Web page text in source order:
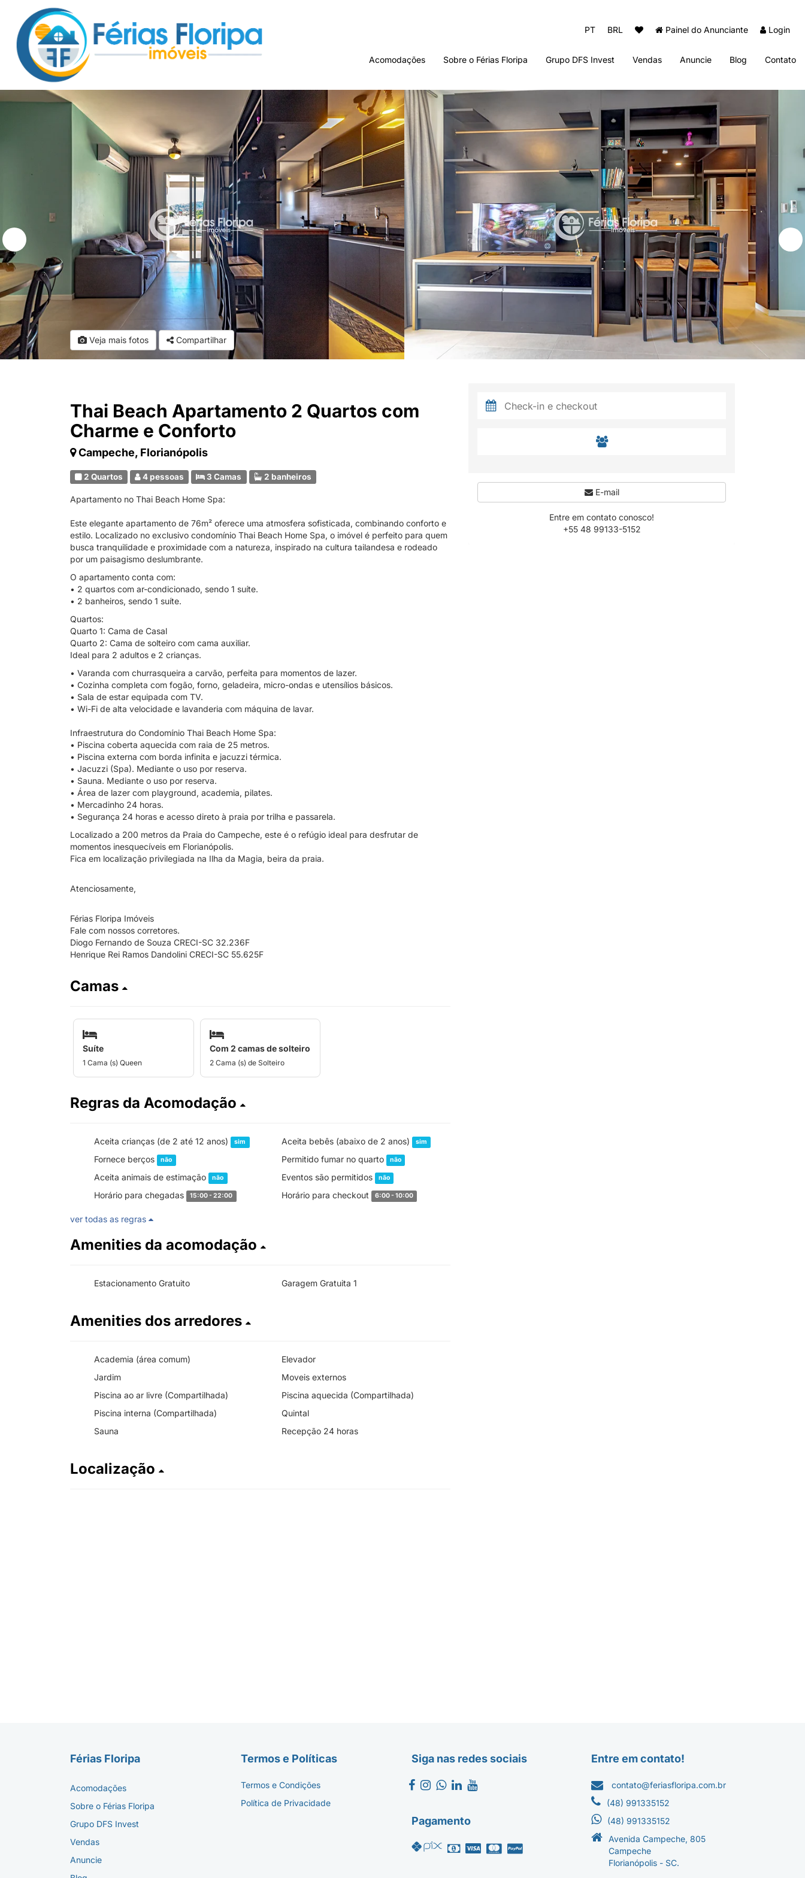
PT BRL Painel do Anunciante Login
Acomodações Sobre o Férias Floripa Grupo DFS Invest Vendas
Sun Club Beach Residence
Anuncie Blog Contato
Veja mais fotos Compartilhar
Thai Beach Apartamento 2 Quartos com
Charme e Conforto
Campeche, Florianópolis
2 Quartos 4 pessoas 3 Camas 2 banheiros
Apartamento no Thai Beach Home Spa:
Este elegante apartamento de 76m² oferece uma atmosfera sofisticada, combinando conforto e
estilo. Localizado no exclusivo condomínio Thai Beach Home Spa, o imóvel é perfeito para quem
busca tranquilidade e proximidade com a natureza, inspirado na cultura tailandesa e rodeado
por um paisagismo deslumbrante.
O apartamento conta com:
• 2 quartos com ar-condicionado, sendo 1 suíte.
• 2 banheiros, sendo 1 suíte.
Quartos:
Quarto 1: Cama de Casal
Quarto 2: Cama de solteiro com cama auxiliar.
Ideal para 2 adultos e 2 crianças.
• Varanda com churrasqueira a carvão, perfeita para momentos de lazer.
• Cozinha completa com fogão, forno, geladeira, micro-ondas e utensílios básicos.
• Sala de estar equipada com TV.
• Wi-Fi de alta velocidade e lavanderia com máquina de lavar.
Infraestrutura do Condomínio Thai Beach Home Spa:
• Piscina coberta aquecida com raia de 25 metros.
• Piscina externa com borda infinita e jacuzzi térmica.
• Jacuzzi (Spa). Mediante o uso por reserva.
• Sauna. Mediante o uso por reserva.
• Área de lazer com playground, academia, pilates.
• Mercadinho 24 horas.
• Segurança 24 horas e acesso direto à praia por trilha e passarela.
Localizado a 200 metros da Praia do Campeche, este é o refúgio ideal para desfrutar de
momentos inesquecíveis em Florianópolis.
Fica em localização privilegiada na Ilha da Magia, beira da praia.
Atenciosamente,
Férias Floripa Imóveis
Fale com nossos corretores.
Diogo Fernando de Souza CRECI-SC 32.236F
Henrique Rei Ramos Dandolini CRECI-SC 55.625F
Camas
Suíte
1 Cama (s) Queen
Com 2 camas de solteiro
2 Cama (s) de Solteiro
Regras da Acomodação
Aceita crianças (de 2 até 12 anos) sim Aceita bebês (abaixo de 2 anos) sim
Fornece berços não Permitido fumar no quarto não
Aceita animais de estimação não Eventos são permitidos não
Horário para chegadas 15:00 - 22:00 Horário para checkout 6:00 - 10:00
ver todas as regras
Amenities da acomodação
Estacionamento Gratuito Garagem Gratuita 1
Amenities dos arredores
Academia (área comum)
Elevador
Jardim
Moveis externos
Piscina ao ar livre (Compartilhada)
Piscina aquecida (Compartilhada)
Piscina interna (Compartilhada)
Quintal
Sauna
Recepção 24 horas
Localização
E-mail
Entre em contato conosco!
+55 48 99133-5152
Férias Floripa
Acomodações
Sobre o Férias Floripa
Grupo DFS Invest
Vendas
Anuncie
Termos e Políticas
Termos e Condições
Política de Privacidade
Siga nas redes sociais
Pagamento
Entre em contato!
contato@feriasfloripa.com.br
(48) 991335152
(48) 991335152
Avenida Campeche, 805
Campeche
Florianópolis - SC.